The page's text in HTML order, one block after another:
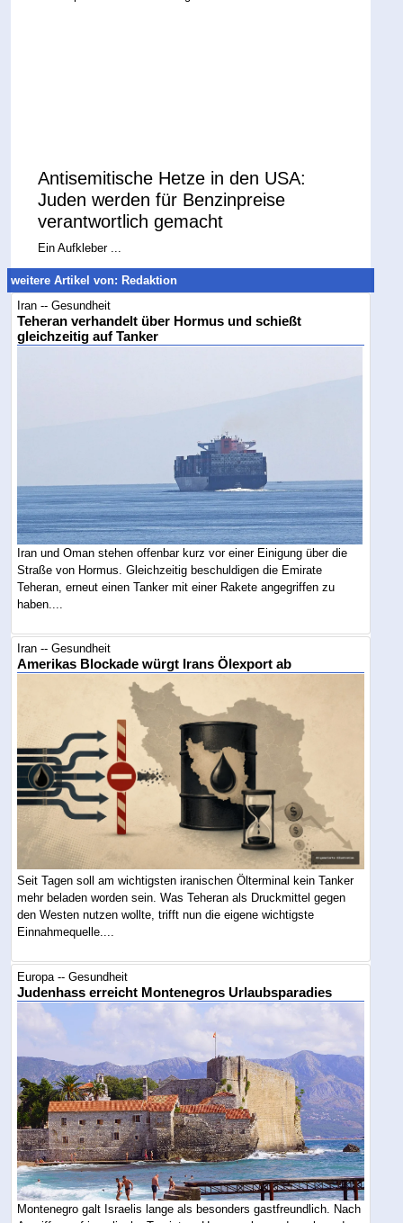
Antisemitische Hetze in den USA:
Juden werden für Benzinpreise
verantwortlich gemacht
Ein Aufkleber ...
weitere Artikel von: Redaktion
Iran -- Gesundheit
Teheran verhandelt über Hormus und schießt
gleichzeitig auf Tanker
Iran und Oman stehen offenbar kurz vor einer Einigung über die
Straße von Hormus. Gleichzeitig beschuldigen die Emirate
Teheran, erneut einen Tanker mit einer Rakete angegriffen zu
haben....
Iran -- Gesundheit
Amerikas Blockade würgt Irans Ölexport ab
Seit Tagen soll am wichtigsten iranischen Ölterminal kein Tanker
mehr beladen worden sein. Was Teheran als Druckmittel gegen
den Westen nutzen wollte, trifft nun die eigene wichtigste
Einnahmequelle....
Europa -- Gesundheit
Judenhass erreicht Montenegros Urlaubsparadies
Montenegro galt Israelis lange als besonders gastfreundlich. Nach